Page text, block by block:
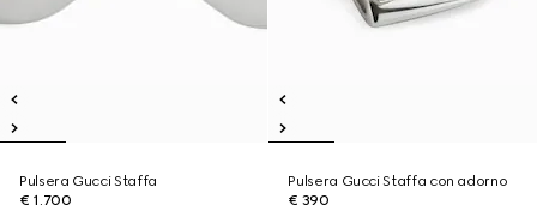
Pulsera Gucci Staffa
€ 1.700
Pulsera Gucci Staffa con adorno
€ 390